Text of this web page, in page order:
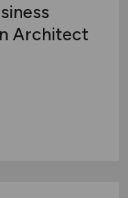
Architect